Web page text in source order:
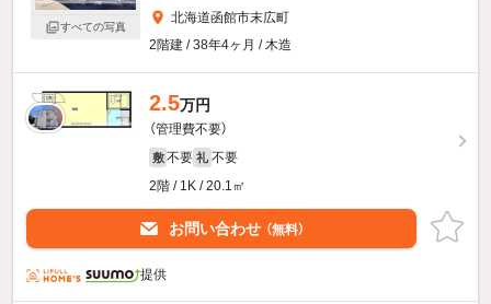
すべての写真
北海道函館市末広町
2階建 / 38年4ヶ月 / 木造
2.5万円
（管理費不要）
敷 不要 礼 不要
2階 / 1K / 20.1㎡
お問い合わせ （無料）
提供